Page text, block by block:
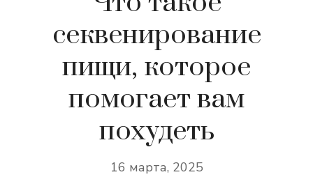
секвенирование
пищи, которое
помогает вам
похудеть
16 марта, 2025